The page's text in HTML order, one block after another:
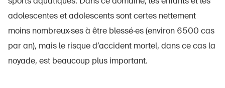
adolescentes et adolescents sont certes nettement
moins nombreux·ses à être blessé·es (environ 6500 cas
par an), mais le risque d’accident mortel, dans ce cas la
noyade, est beaucoup plus important.